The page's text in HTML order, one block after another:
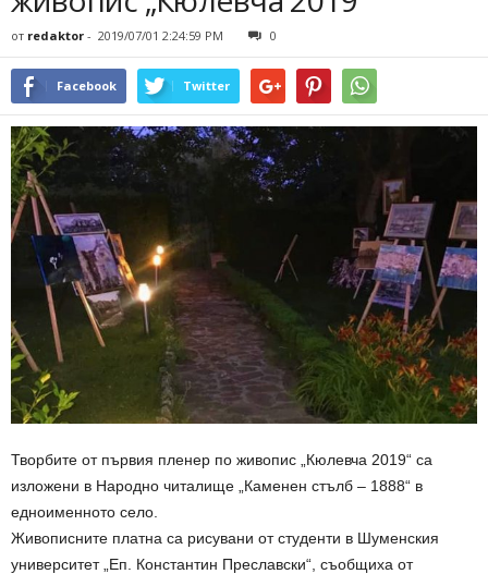
от redaktor - 2019/07/01 2:24:59 PM 0
Facebook Twitter
Творбите от първия пленер по живопис „Кюлевча 2019“ са
изложени в Народно читалище „Каменен стълб – 1888“ в
едноименното село.
Живописните платна са рисувани от студенти в Шуменския
университет „Еп. Константин Преславски“, съобщиха от